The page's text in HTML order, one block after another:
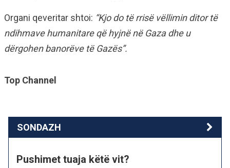
Organi qeveritar shtoi: “Kjo do të rrisë vëllimin ditor të
ndihmave humanitare që hyjnë në Gaza dhe u
dërgohen banorëve të Gazës”.
Top Channel
SONDAZH
Pushimet tuaja këtë vit?